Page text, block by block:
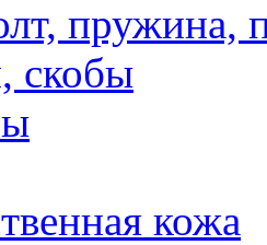
пружина,
скобы
кожа